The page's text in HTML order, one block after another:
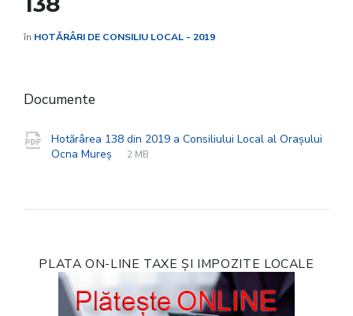
în HOTĂRÂRI DE CONSILIU LOCAL - 2019
Documente
Hotărârea 138 din 2019 a Consiliului Local al Orașului
Ocna Mureș
File
pdf
File
2 MB
PLATA ON-LINE TAXE ȘI IMPOZITE LOCALE